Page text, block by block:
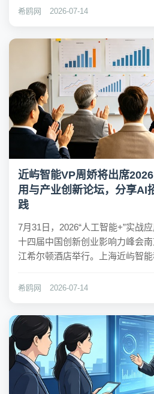
孜勒苏柯尔克孜自治州第十二届
希鸥网 2026-07-14
近屿智能VP周娇将出席
用与产业创新论坛，分享AI
践
7月31日，2026“人工智能+”实战
十四届中国创新创业影响力峰会
江希尔顿酒店举行。上海近屿智
实战分享。深耕AI招聘赛道，近
希鸥网 2026-07-14